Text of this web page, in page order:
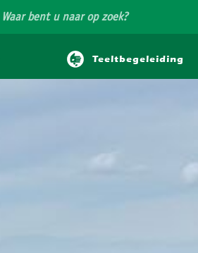
Teeltbegeleiding